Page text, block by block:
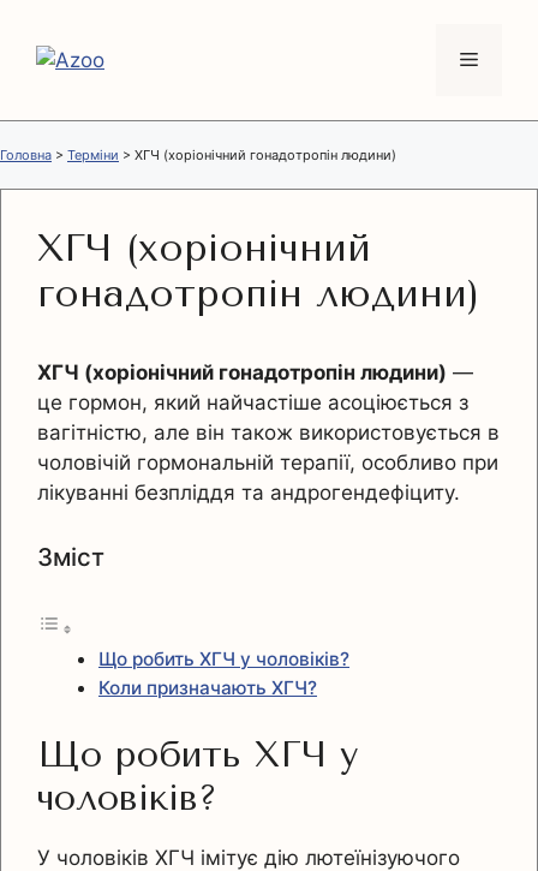
вмісту
Меню
Головна > Терміни > ХГЧ (хоріонічний гонадотропін людини)
ХГЧ (хоріонічний
гонадотропін людини)
ХГЧ (хоріонічний гонадотропін людини) —
це гормон, який найчастіше асоціюється з
вагітністю, але він також використовується в
чоловічій гормональній терапії, особливо при
лікуванні безпліддя та андрогендефіциту.
Зміст
Що робить ХГЧ у чоловіків?
Коли призначають ХГЧ?
Що робить ХГЧ у
чоловіків?
У чоловіків ХГЧ імітує дію лютеїнізуючого